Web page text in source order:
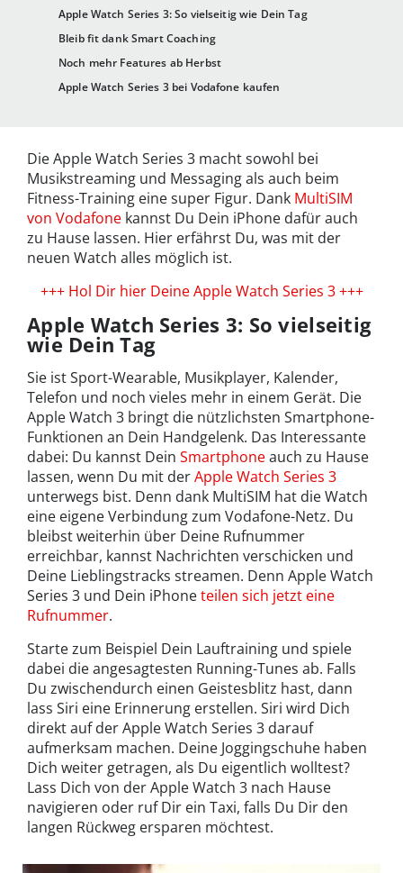
Apple Watch Series 3: So vielseitig wie Dein Tag
Bleib fit dank Smart Coaching
Noch mehr Features ab Herbst
Apple Watch Series 3 bei Vodafone kaufen
Die Apple Watch Series 3 macht sowohl bei
Musikstreaming und Messaging als auch beim
Fitness-Training eine super Figur. Dank MultiSIM
von Vodafone kannst Du Dein iPhone dafür auch
zu Hause lassen. Hier erfährst Du, was mit der
neuen Watch alles möglich ist.
+++ Hol Dir hier Deine Apple Watch Series 3 +++
Apple Watch Series 3: So vielseitig
wie Dein Tag
Sie ist Sport-Wearable, Musikplayer, Kalender,
Telefon und noch vieles mehr in einem Gerät. Die
Apple Watch 3 bringt die nützlichsten Smartphone-
Funktionen an Dein Handgelenk. Das Interessante
dabei: Du kannst Dein Smartphoneauch zu Hause
lassen, wenn Du mit derApple Watch Series 3
unterwegs bist. Denn dank MultiSIM hat die Watch
eine eigene Verbindung zum Vodafone-Netz. Du
bleibst weiterhin über Deine Rufnummer
erreichbar, kannst Nachrichten verschicken und
Deine Lieblingstracks streamen. Denn Apple Watch
Series 3 und Dein iPhoneteilen sich jetzt eine
Rufnummer.
Starte zum Beispiel Dein Lauftraining und spiele
dabei die angesagtesten Running-Tunes ab. Falls
Du zwischendurch einen Geistesblitz hast, dann
lass Siri eine Erinnerung erstellen. Siri wird Dich
direkt auf der Apple Watch Series 3 darauf
aufmerksam machen. Deine Joggingschuhe haben
Dich weiter getragen, als Du eigentlich wolltest?
Lass Dich von der Apple Watch 3 nach Hause
navigieren oder ruf Dir ein Taxi, falls Du Dir den
langen Rückweg ersparen möchtest.